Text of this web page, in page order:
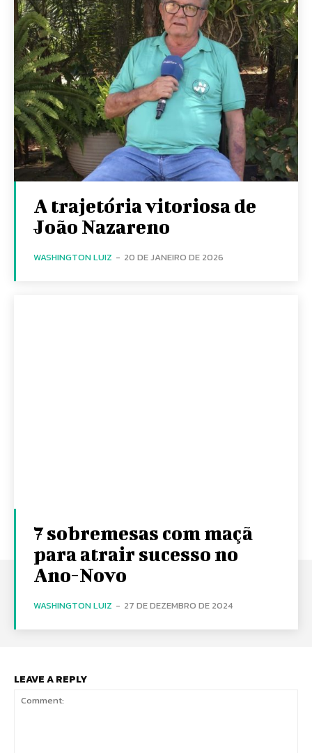
A trajetória vitoriosa de
João Nazareno
WASHINGTON LUIZ - 20 DE JANEIRO DE 2026
7 sobremesas com maçã
para atrair sucesso no
Ano-Novo
WASHINGTON LUIZ - 27 DE DEZEMBRO DE 2024
LEAVE A REPLY